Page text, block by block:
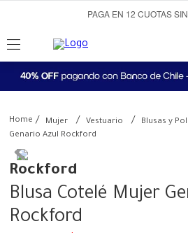
PAGA EN 12 CUOTAS
Mujer Vestuario Blusas y
Genario Azul Rockford
Rockford
Blusa Cotelé Mujer
Rockford